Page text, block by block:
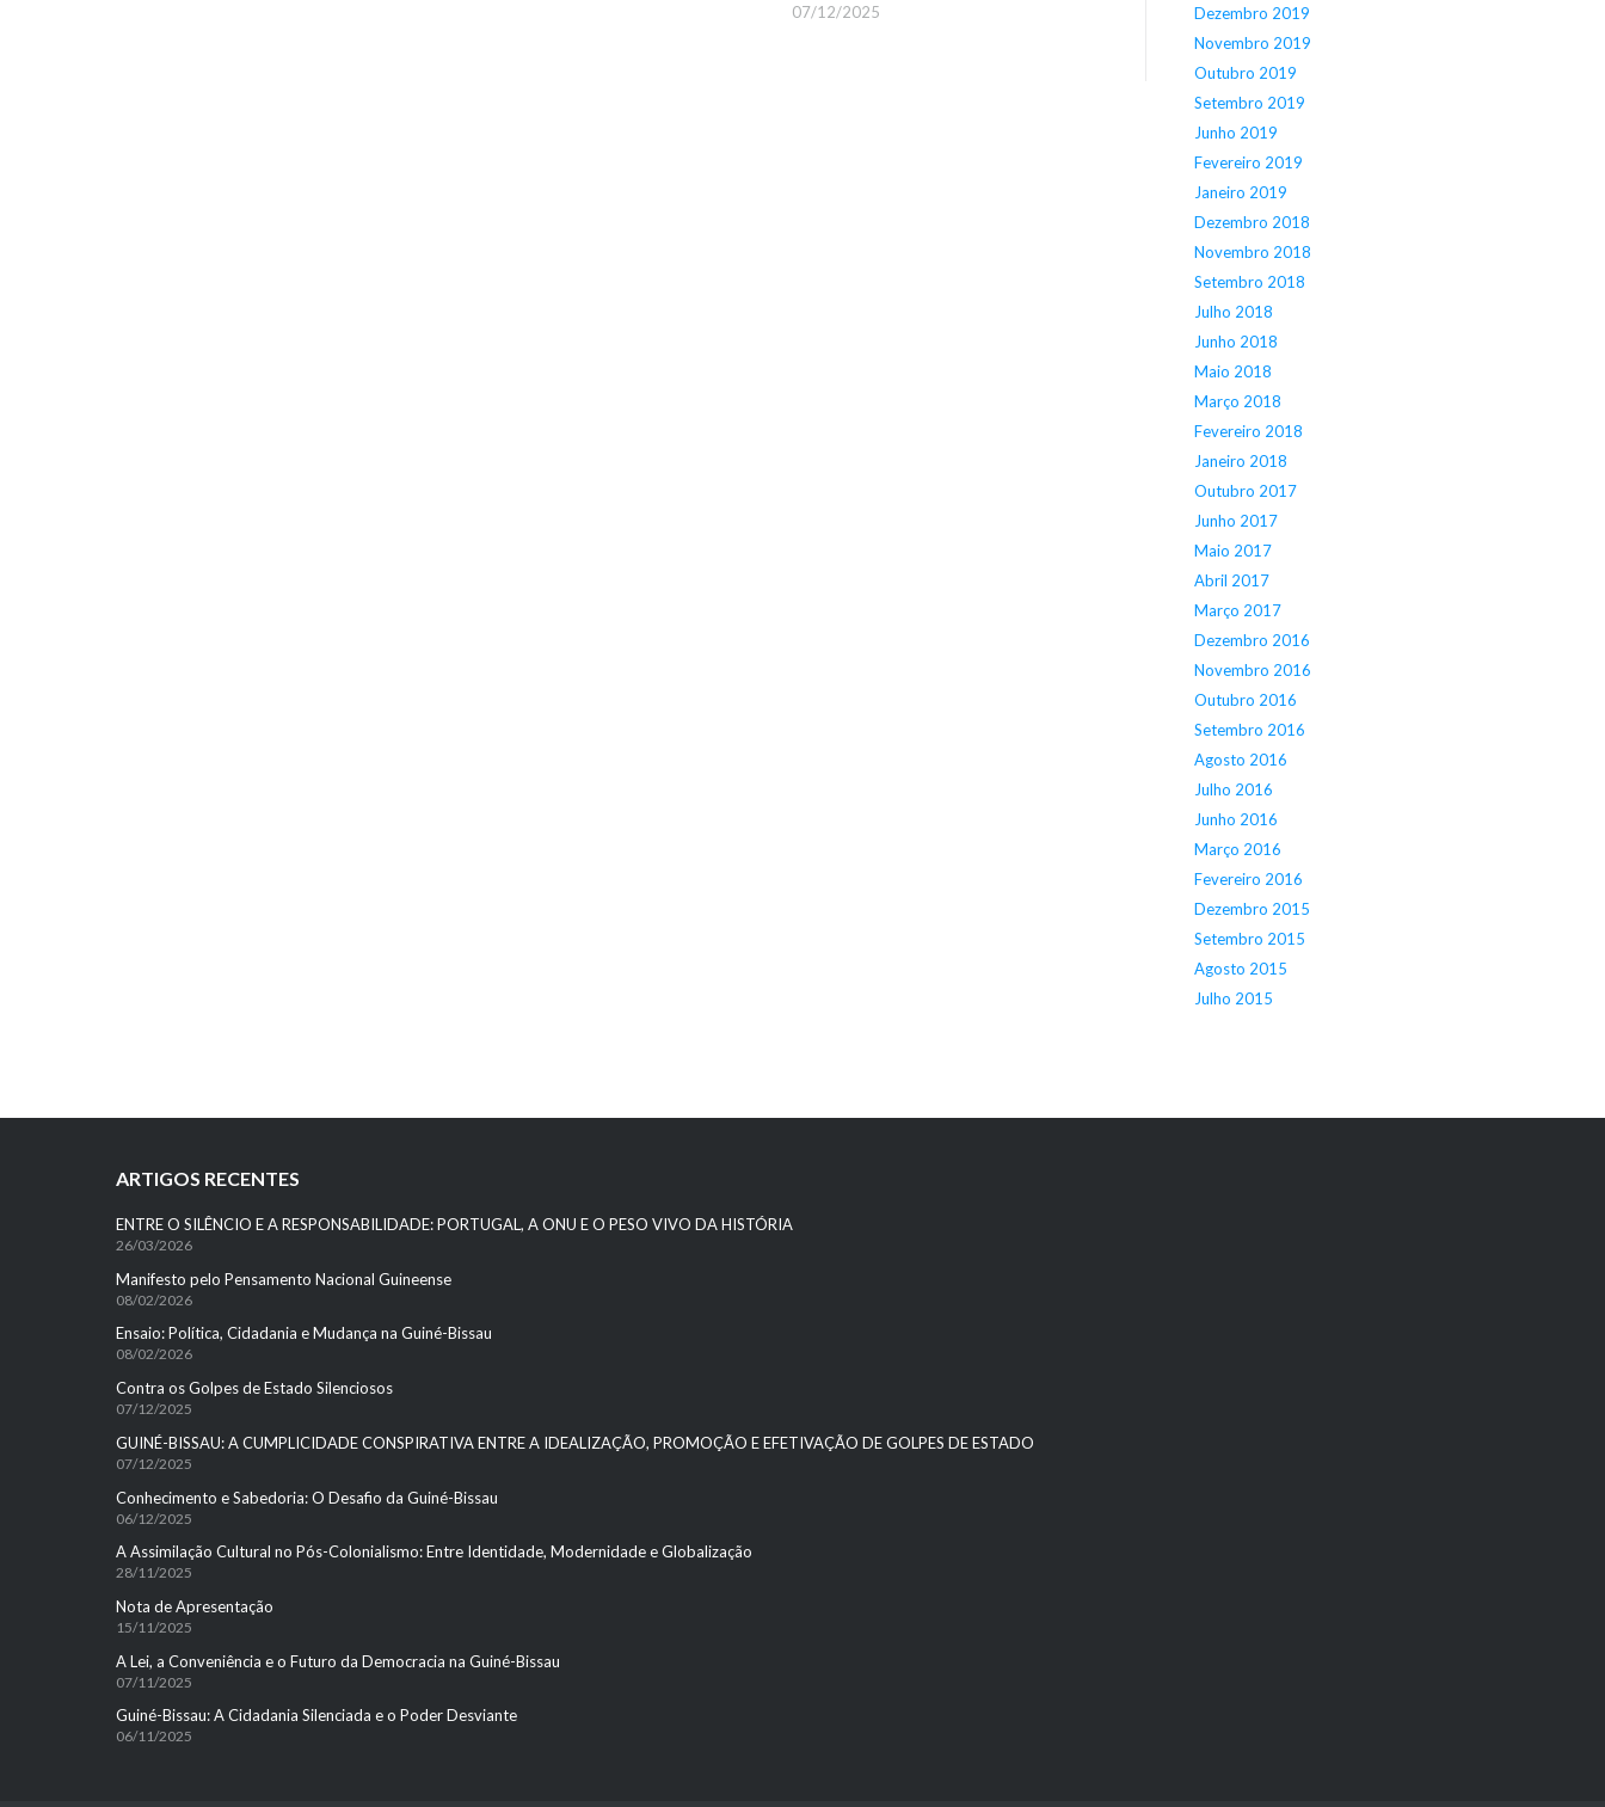
07/12/2025
Dezembro 2019
Novembro 2019
Outubro 2019
Setembro 2019
Junho 2019
Fevereiro 2019
Janeiro 2019
Dezembro 2018
Novembro 2018
Setembro 2018
Julho 2018
Junho 2018
Maio 2018
Março 2018
Fevereiro 2018
Janeiro 2018
Outubro 2017
Junho 2017
Maio 2017
Abril 2017
Março 2017
Dezembro 2016
Novembro 2016
Outubro 2016
Setembro 2016
Agosto 2016
Julho 2016
Junho 2016
Março 2016
Fevereiro 2016
Dezembro 2015
Setembro 2015
Agosto 2015
Julho 2015
ARTIGOS RECENTES
ENTRE O SILÊNCIO E A RESPONSABILIDADE: PORTUGAL, A ONU E O PESO VIVO DA HISTÓRIA
26/03/2026
Manifesto pelo Pensamento Nacional Guineense
08/02/2026
Ensaio: Política, Cidadania e Mudança na Guiné-Bissau
08/02/2026
Contra os Golpes de Estado Silenciosos
07/12/2025
GUINÉ-BISSAU: A CUMPLICIDADE CONSPIRATIVA ENTRE A IDEALIZAÇÃO, PROMOÇÃO E EFETIVAÇÃO DE GOLPES DE ESTADO
07/12/2025
Conhecimento e Sabedoria: O Desafio da Guiné-Bissau
06/12/2025
A Assimilação Cultural no Pós-Colonialismo: Entre Identidade, Modernidade e Globalização
28/11/2025
Nota de Apresentação
15/11/2025
A Lei, a Conveniência e o Futuro da Democracia na Guiné-Bissau
07/11/2025
Guiné-Bissau: A Cidadania Silenciada e o Poder Desviante
06/11/2025